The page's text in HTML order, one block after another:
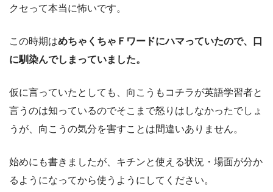
クセって本当に怖いです。
この時期はめちゃくちゃＦワードにハマっていたので、口
に馴染んでしまっていました。
仮に言っていたとしても、向こうもコチラが英語学習者と
言うのは知っているのでそこまで怒りはしなかったでしょ
うが、向こうの気分を害すことは間違いありません。
始めにも書きましたが、キチンと使える状況・場面が分か
るようになってから使うようにしてください。